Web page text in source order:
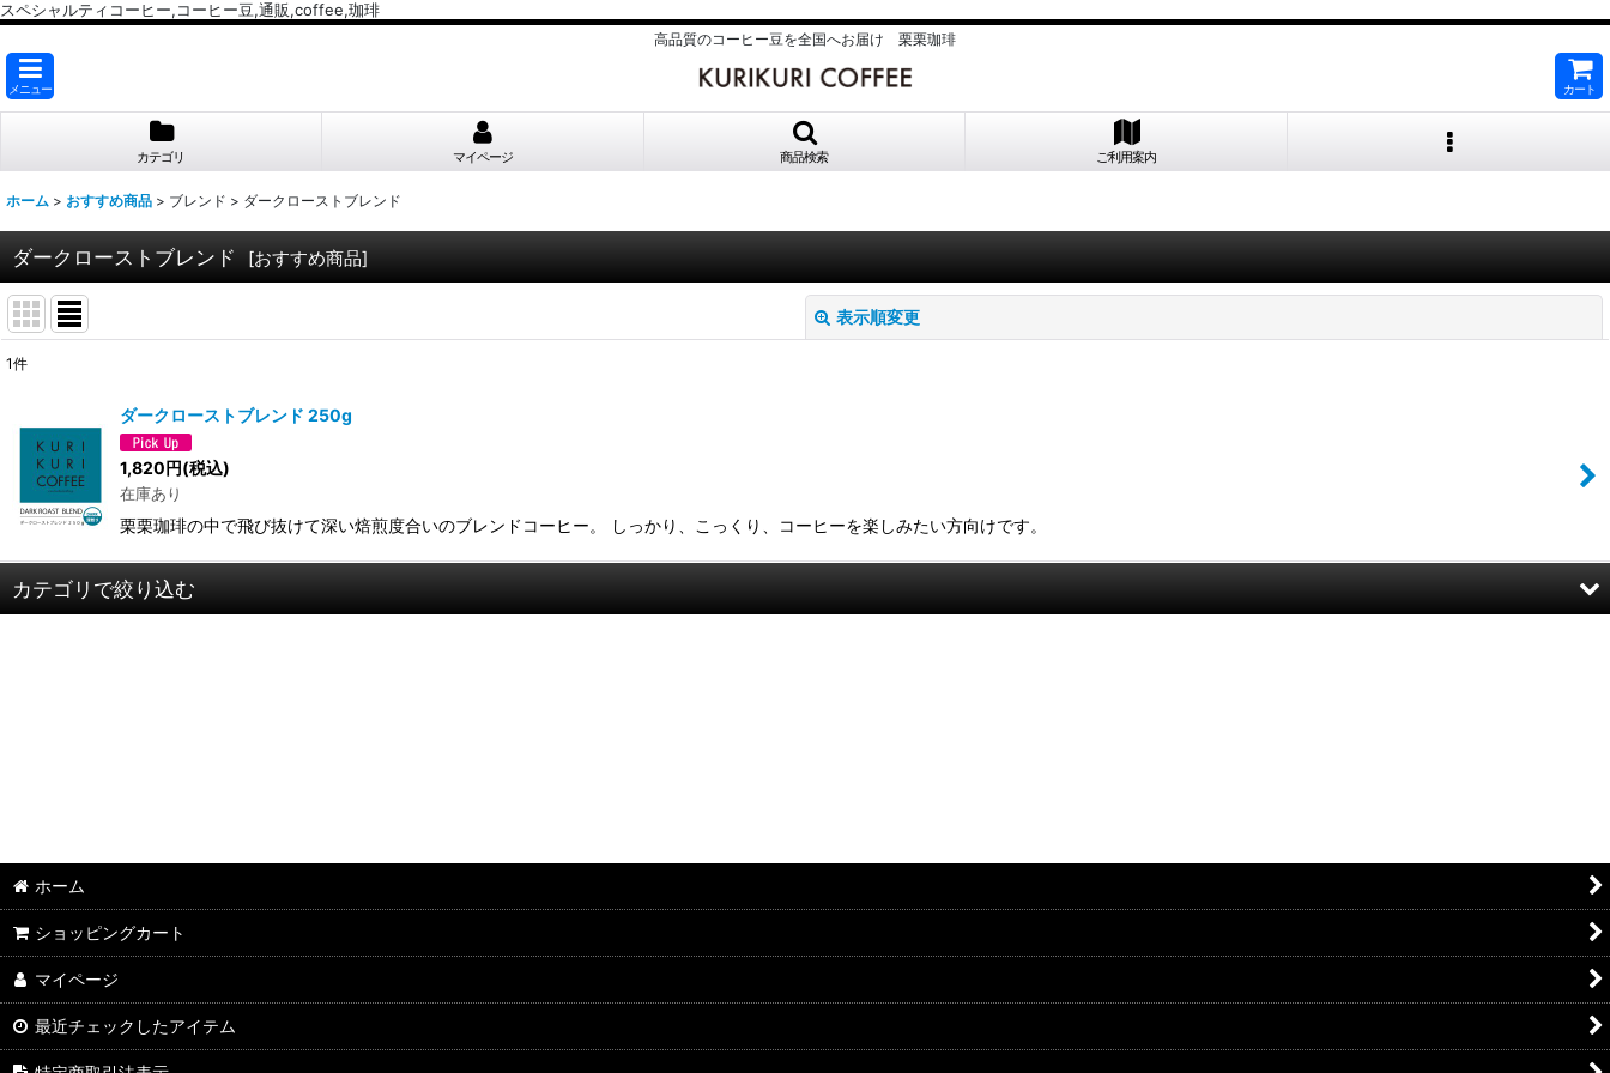
スペシャルティコーヒー,コーヒー豆,通販,coffee,珈琲
高品質のコーヒー豆を全国へお届け 栗栗珈琲
メニュー カート
カテゴリ マイページ 商品検索 ご利用案内
ホーム > おすすめ商品 > ブレンド > ダークローストブレンド
ダークローストブレンド [おすすめ商品]
表示順変更
並び順:
絞り込む
1件
ダークローストブレンド 250g
1,820円(税込)
在庫あり
栗栗珈琲の中で飛び抜けて深い焙煎度合いのブレンドコーヒー。 しっかり、こっくり、コーヒーを楽しみたい方向けです。
カテゴリで絞り込む
ダークローストブレンド
季節のブレンド
ホーム
ショッピングカート
マイページ
最近チェックしたアイテム